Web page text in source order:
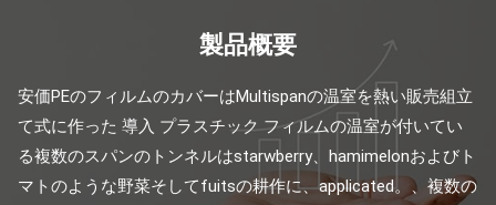
製品概要
安価PEのフィルムのカバーはMultispanの温室を熱い販売組立
て式に作った 導入 プラスチック フィルムの温室が付いてい
る複数のスパンのトンネルはstarwberry、hamimelonおよびト
マトのような野菜そしてfuitsの耕作に、applicated。、複数の